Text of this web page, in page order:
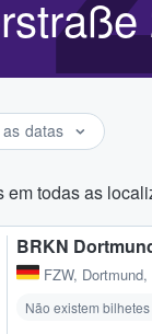
datas
em todas as
BRKN
FZW, Dortmund,
Não existem